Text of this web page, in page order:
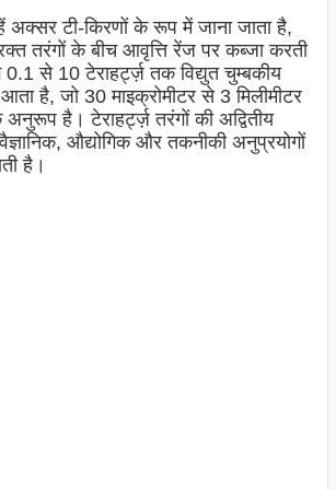
अक्सर टी-किरणों के रूप में जाना जाता है,
तरंगों के बीच आवृत्ति रेंज पर कब्जा करती
से 10 टेराहर्ट्ज़ तक विद्युत चुम्बकीय
है, जो 30 माइक्रोमीटर से 3 मिलीमीटर
है। टेराहर्ट्ज़ तरंगों की अद्वितीय
वैज्ञानिक, औद्योगिक और तकनीकी अनुप्रयोगों
है।